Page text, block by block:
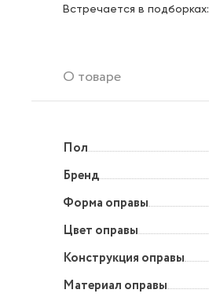
Встречается в подборках:
О товаре
Пол
Бренд
Форма оправы
Цвет оправы
Конструкция оправы
Материал оправы